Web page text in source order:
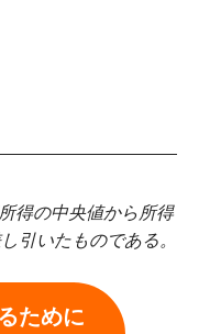
得の中央値から所得
引いたものである。
ために